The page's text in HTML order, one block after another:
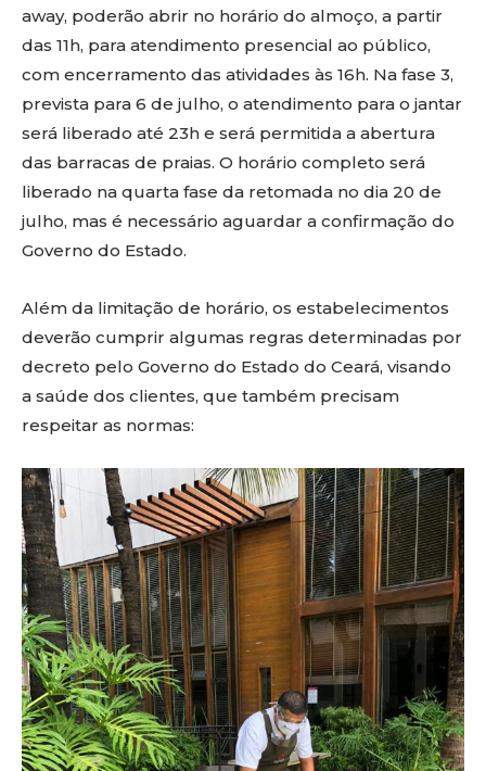
away, poderão abrir no horário do almoço, a partir
das 11h, para atendimento presencial ao público,
com encerramento das atividades às 16h. Na fase 3,
prevista para 6 de julho, o atendimento para o jantar
será liberado até 23h e será permitida a abertura
das barracas de praias. O horário completo será
liberado na quarta fase da retomada no dia 20 de
julho, mas é necessário aguardar a confirmação do
Governo do Estado.
Além da limitação de horário, os estabelecimentos
deverão cumprir algumas regras determinadas por
decreto pelo Governo do Estado do Ceará, visando
a saúde dos clientes, que também precisam
respeitar as normas: